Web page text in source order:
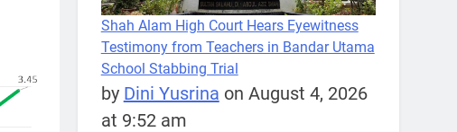
Shah Alam High Court Hears Eyewitness
Testimony from Teachers in Bandar Utama
School Stabbing Trial
by Dini Yusrina on August 4, 2026
at 9:52 am